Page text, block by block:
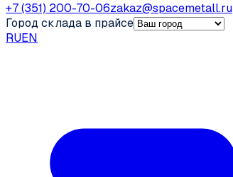
+7 (351) 200-70-06zakaz@spacemetall.ru
Город склада в прайсе
RUEN